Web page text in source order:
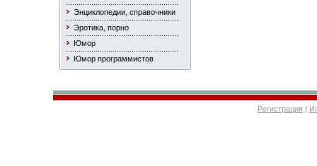
Энциклопедии, справочники
Эротика, порно
Юмор
Юмор программистов
Регистрация |